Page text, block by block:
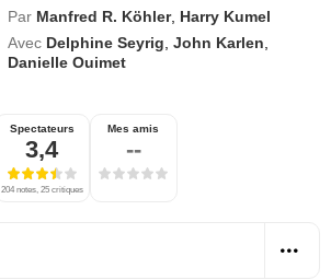
Par Manfred R. Köhler, Harry Kumel
Avec Delphine Seyrig ,John Karlen
Danielle Ouimet
Spectateurs
3,4
204 notes, 25 critiques
Mes amis
--